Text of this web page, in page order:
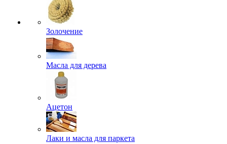
Золочение
Масла для дерева
Ацетон
Лаки и масла для паркета